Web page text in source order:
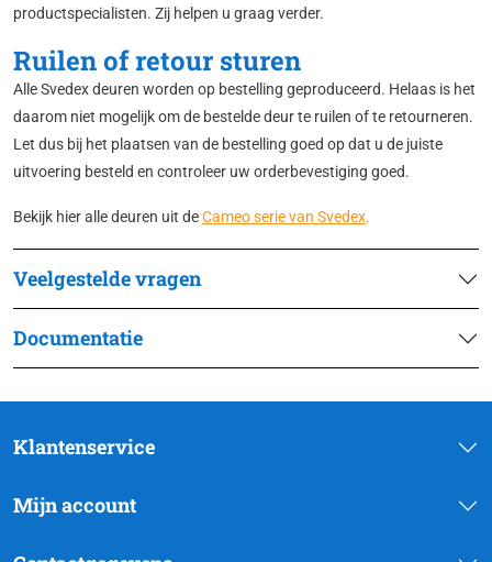
productspecialisten. Zij helpen u graag verder.
Ruilen of retour sturen
Alle Svedex deuren worden op bestelling geproduceerd. Helaas is het
daarom niet mogelijk om de bestelde deur te ruilen of te retourneren.
Let dus bij het plaatsen van de bestelling goed op dat u de juiste
uitvoering besteld en controleer uw orderbevestiging goed.
Bekijk hier alle deuren uit deCameo serie van Svedex.
Veelgestelde vragen
Documentatie
Klantenservice
Mijn account